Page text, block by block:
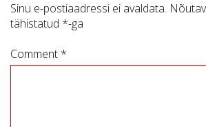
Sinu e-postiaadressi ei avaldata.
tähistatud *-ga
Comment *